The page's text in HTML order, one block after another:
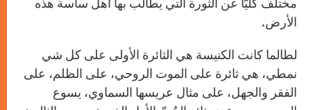
مختلف كليًّا عن الثورة التي يطالب بها أهل ساسة هذه
الأرض.
لطالما كانت الكنيسة هي الثائرة الأولى على كل شي
نمطي، هي ثائرة على الموت الروحي، على الظلم، على
الفقر والجهل، على مثال عريسها السماوي، يسوع